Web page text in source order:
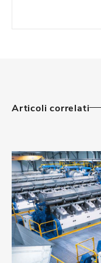
Articoli correlati